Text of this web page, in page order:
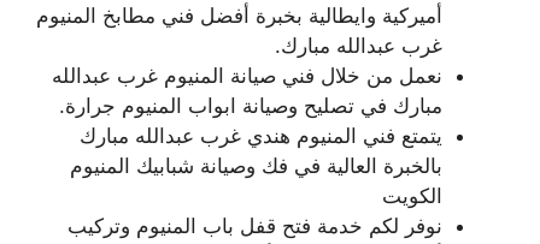
أميركية وايطالية بخبرة أفضل فني مطابخ المنيوم
غرب عبدالله مبارك.
نعمل من خلال فني صيانة المنيوم غرب عبدالله
مبارك في تصليح وصيانة ابواب المنيوم جرارة.
يتمتع فني المنيوم هندي غرب عبدالله مبارك
بالخبرة العالية في فك وصيانة شبابيك المنيوم
الكويت
نوفر لكم خدمة فتح قفل باب المنيوم وتركيب